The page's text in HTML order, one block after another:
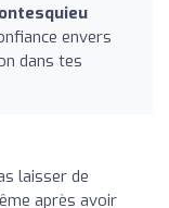
envers
dans tes
laisser de
après avoir